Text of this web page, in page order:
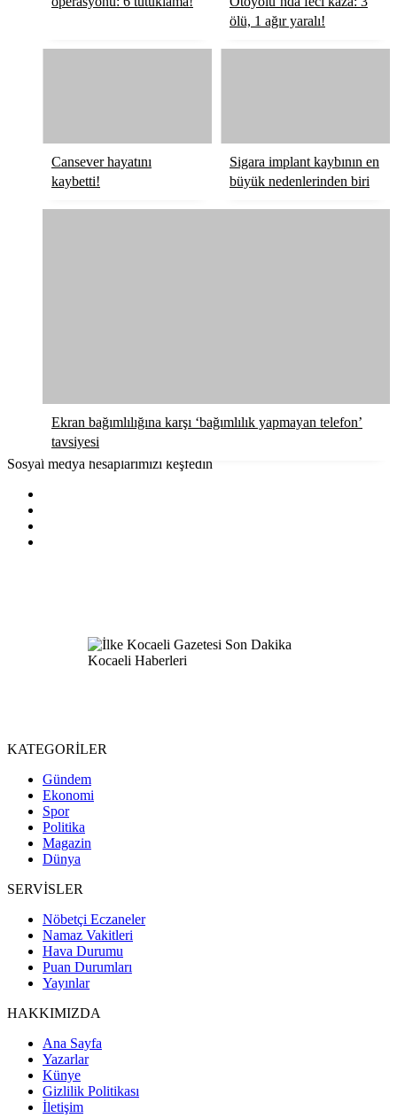
ölü, 1 ağır yaralı!
Cansever hayatını
kaybetti!
Sigara implant kaybının en
büyük nedenlerinden biri
Ekran bağımlılığına karşı ‘bağımlılık yapmayan telefon’
tavsiyesi
Sosyal medya hesaplarımızı keşfedin
KATEGORİLER
Gündem
Ekonomi
Spor
Politika
Magazin
Dünya
SERVİSLER
Nöbetçi Eczaneler
Namaz Vakitleri
Hava Durumu
Puan Durumları
Yayınlar
HAKKIMIZDA
Ana Sayfa
Yazarlar
Künye
Gizlilik Politikası
İletişim